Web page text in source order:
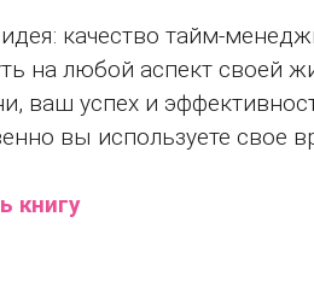
качество тайм-
на любой аспект своей
ваш успех и
вы используете свое
книгу